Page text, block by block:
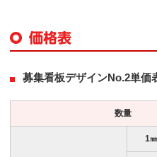
募集看板デザインNo.2単価
数量
1